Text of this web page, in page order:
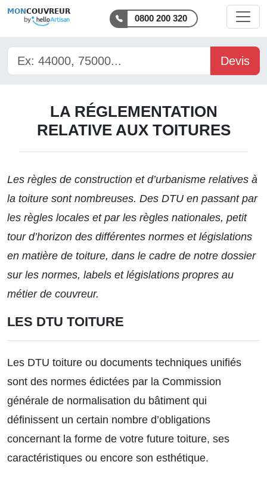
MON COUVREUR
0800 200 320
Devis
LA RÉGLEMENTATION
RELATIVE AUX TOITURES
Les règles de construction et d’urbanisme relatives à
la toiture sont nombreuses. Des DTU en passant par
les règles locales et par les règles nationales, petit
tour d’horizon des différentes normes et législations
en matière de toiture, dans le cadre de notre dossier
sur les normes, labels et législations propres au
métier de couvreur.
LES DTU TOITURE
Les DTU toiture ou documents techniques unifiés
sont des normes édictées par la Commission
générale de normalisation du bâtiment qui
définissent un certain nombre d’obligations
concernant la forme de votre future toiture, ses
caractéristiques ou encore son esthétique.